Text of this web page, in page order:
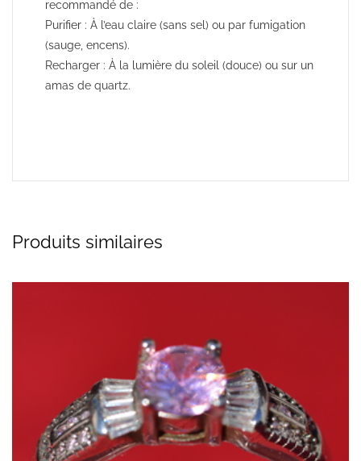
recommandé de :
Purifier : À l’eau claire (sans sel) ou par fumigation
(sauge, encens).
Recharger : À la lumière du soleil (douce) ou sur un
amas de quartz.
Produits similaires